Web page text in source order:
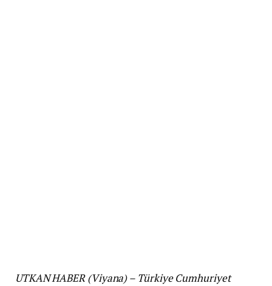
UTKAN HABER (Viyana) – Türkiye Cumhuriyet